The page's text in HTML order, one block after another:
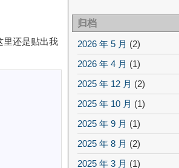
里还是贴出我
归档
2026 年 5 月 (2)
2026 年 4 月 (1)
2025 年 12 月 (2)
2025 年 10 月 (1)
2025 年 9 月 (1)
2025 年 8 月 (2)
2025 年 3 月 (1)